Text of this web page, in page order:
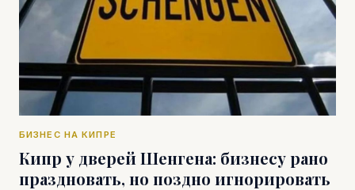
БИЗНЕС НА КИПРЕ
Кипр у дверей Шенгена: бизнесу рано
праздновать, но поздно игнорировать